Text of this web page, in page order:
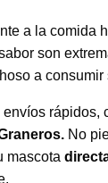
a la comida
son
a consumir
rápidos,
No
mascota